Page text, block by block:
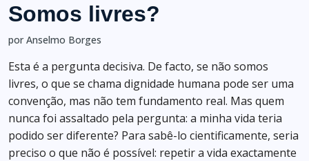
Somos livres?
por Anselmo Borges
Esta é a pergunta decisiva. De facto, se não somos
livres, o que se chama dignidade humana pode ser uma
convenção, mas não tem fundamento real. Mas quem
nunca foi assaltado pela pergunta: a minha vida teria
podido ser diferente? Para sabê-lo cientificamente, seria
preciso o que não é possível: repetir a vida exactamente